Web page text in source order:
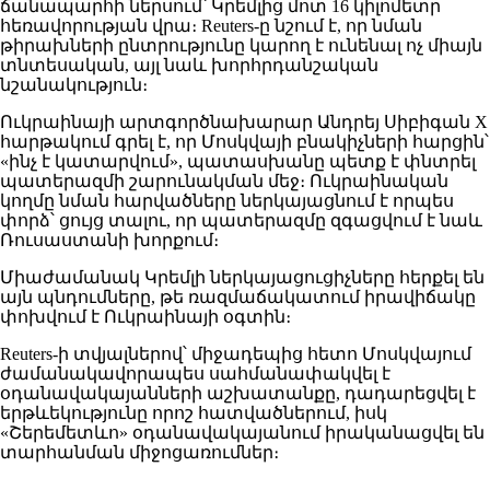
ճանապարհի ներսում՝ Կրեմլից մոտ 16 կիլոմետր
հեռավորության վրա։ Reuters-ը նշում է, որ նման
թիրախների ընտրությունը կարող է ունենալ ոչ միայն
տնտեսական, այլ նաև խորհրդանշական
նշանակություն։
Ուկրաինայի արտգործնախարար Անդրեյ Սիբիգան X
հարթակում գրել է, որ Մոսկվայի բնակիչների հարցին՝
«ինչ է կատարվում», պատասխանը պետք է փնտրել
պատերազմի շարունակման մեջ։ Ուկրաինական
կողմը նման հարվածները ներկայացնում է որպես
փորձ՝ ցույց տալու, որ պատերազմը զգացվում է նաև
Ռուսաստանի խորքում։
Միաժամանակ Կրեմլի ներկայացուցիչները հերքել են
այն պնդումները, թե ռազմաճակատում իրավիճակը
փոխվում է Ուկրաինայի օգտին։
Reuters-ի տվյալներով՝ միջադեպից հետո Մոսկվայում
ժամանակավորապես սահմանափակվել է
օդանավակայանների աշխատանքը, դադարեցվել է
երթևեկությունը որոշ հատվածներում, իսկ
«Շերեմետևո» օդանավակայանում իրականացվել են
տարհանման միջոցառումներ։